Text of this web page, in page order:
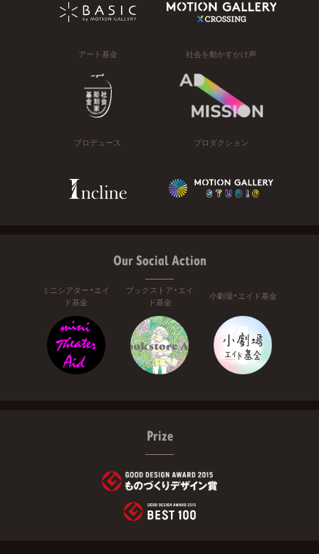
アート基金 社会を動かすかけ声
プロデュース プロダクション
Our Social Action
ミニシアター・エイ
ド基金
ブックストア・エイ
ド基金
小劇場・エイド基金
Prize